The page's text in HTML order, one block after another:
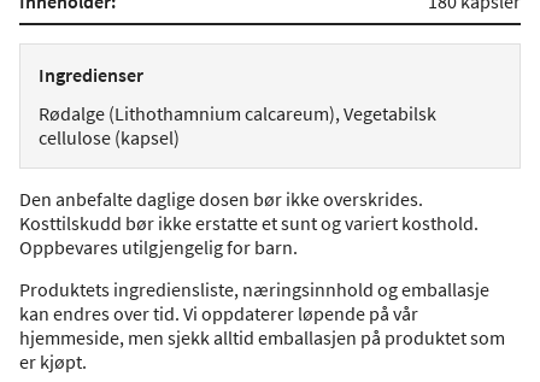
Ingredienser
Rødalge (Lithothamnium calcareum), Vegetabilsk
cellulose (kapsel)
Den anbefalte daglige dosen bør ikke overskrides.
Kosttilskudd bør ikke erstatte et sunt og variert kosthold.
Oppbevares utilgjengelig for barn.
Produktets ingrediensliste, næringsinnhold og emballasje
kan endres over tid. Vi oppdaterer løpende på vår
hjemmeside, men sjekk alltid emballasjen på produktet som
er kjøpt.